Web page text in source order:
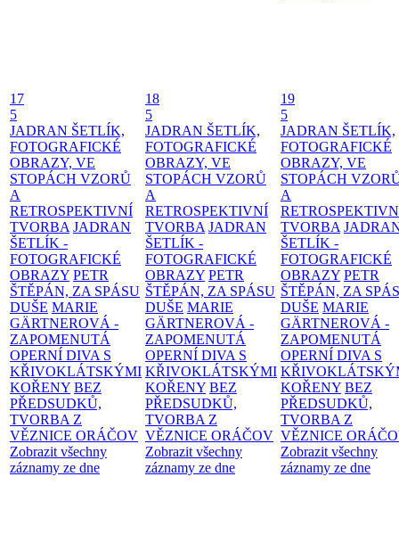
17
5
JADRAN ŠETLÍK,
FOTOGRAFICKÉ
OBRAZY, VE
STOPÁCH VZORŮ
A
RETROSPEKTIVNÍ
TVORBA JADRAN
ŠETLÍK -
FOTOGRAFICKÉ
OBRAZY PETR
ŠTĚPÁN, ZA SPÁSU
DUŠE MARIE
GÄRTNEROVÁ -
ZAPOMENUTÁ
OPERNÍ DIVA S
KŘIVOKLÁTSKÝMI
KOŘENY BEZ
PŘEDSUDKŮ,
TVORBA Z
VĚZNICE ORÁČOV
Zobrazit všechny
záznamy ze dne
18
5
JADRAN ŠETLÍK,
FOTOGRAFICKÉ
OBRAZY, VE
STOPÁCH VZORŮ
A
RETROSPEKTIVNÍ
TVORBA JADRAN
ŠETLÍK -
FOTOGRAFICKÉ
OBRAZY PETR
ŠTĚPÁN, ZA SPÁSU
DUŠE MARIE
GÄRTNEROVÁ -
ZAPOMENUTÁ
OPERNÍ DIVA S
KŘIVOKLÁTSKÝMI
KOŘENY BEZ
PŘEDSUDKŮ,
TVORBA Z
VĚZNICE ORÁČOV
Zobrazit všechny
záznamy ze dne
19
5
JADRAN ŠETLÍK,
FOTOGRAFICKÉ
OBRAZY, VE
STOPÁCH
A
TVORBA
ŠETLÍK -
FOTOGRAFICKÉ
OBRAZY PETR
ŠTĚPÁN, ZA
DUŠE MARIE
GÄRTNEROVÁ -
ZAPOMENUTÁ
OPERNÍ DIVA S
KOŘENY BEZ
PŘEDSUDKŮ,
TVORBA Z
VĚZNICE
Zobrazit všechny
záznamy ze dne